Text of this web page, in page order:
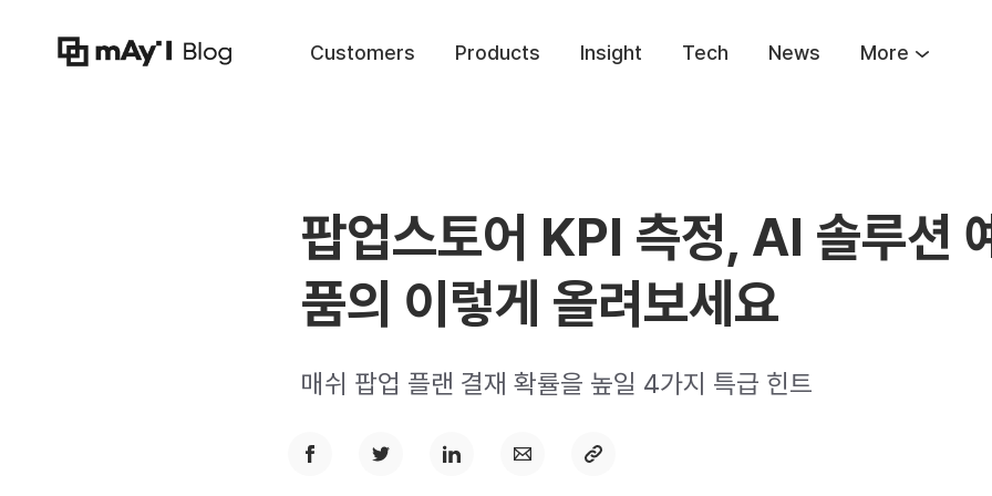
Customers Products Insight Tech News More
팝업스토어 KPI 측정, AI 솔루션
품의 이렇게 올려보세요
매쉬 팝업 플랜 결재 확률을 높일 4가지 특급 힌트